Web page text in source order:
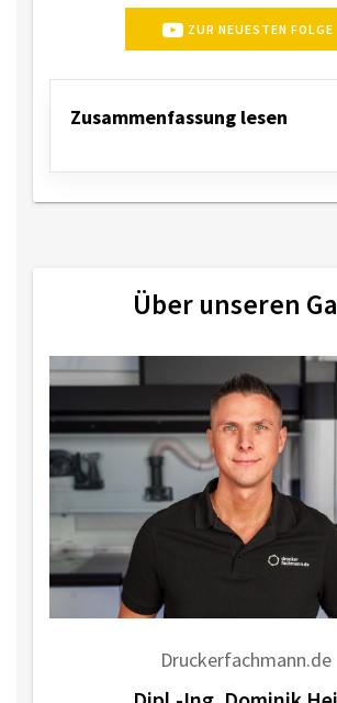
ZUR NEUESTEN FOLGE
Zusammenfassung lesen
Über unseren
Druckerfachmann.de